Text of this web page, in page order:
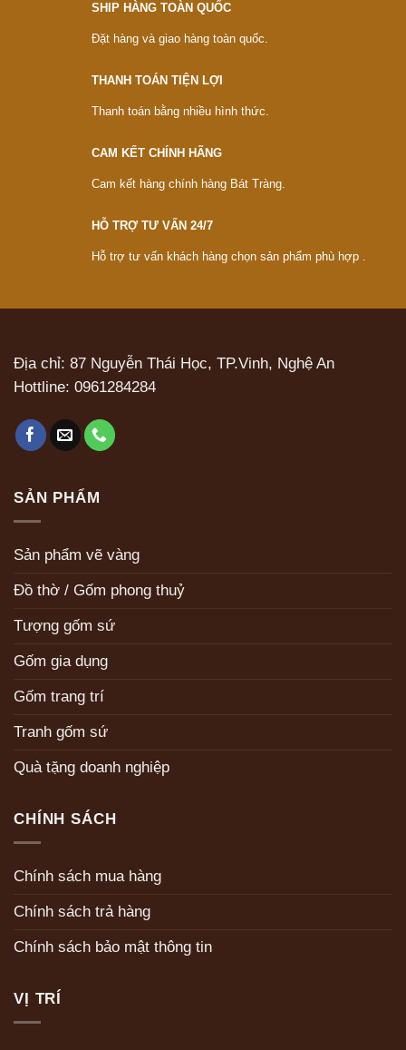
SHIP HÀNG TOÀN QUỐC
Đặt hàng và giao hàng toàn quốc.
THANH TOÁN TIỆN LỢI
Thanh toán bằng nhiều hình thức.
CAM KẾT CHÍNH HÃNG
Cam kết hàng chính hàng Bát Tràng.
HỖ TRỢ TƯ VẤN 24/7
Hỗ trợ tư vấn khách hàng chọn sản phẩm phù hợp .
Địa chỉ: 87 Nguyễn Thái Học, TP.Vinh, Nghệ An
Hottline: 0961284284
SẢN PHẨM
Sản phẩm vẽ vàng
Đồ thờ / Gốm phong thuỷ
Tượng gốm sứ
Gốm gia dụng
Gốm trang trí
Tranh gốm sứ
Quà tặng doanh nghiệp
CHÍNH SÁCH
Chính sách mua hàng
Chính sách trả hàng
Chính sách bảo mật thông tin
VỊ TRÍ